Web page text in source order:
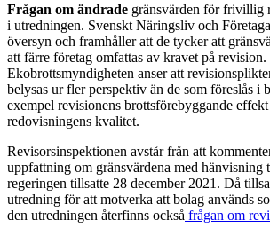
Frågan om ändrade gränsvärden för frivillig
i utredningen. Svenskt Näringsliv och
översyn och framhåller att de tycker att
att färre företag omfattas av kravet på revision.
Ekobrottsmyndigheten anser att
belysas ur fler perspektiv än de som föreslås i
exempel revisionens brottsförebyggande
redovisningens kvalitet.
Revisorsinspektionen avstår från att
uppfattning om gränsvärdena med hänvisning
regeringen tillsatte 28 december 2021. Då
utredning för att motverka att bolag används
den utredningen återfinns också frågan om